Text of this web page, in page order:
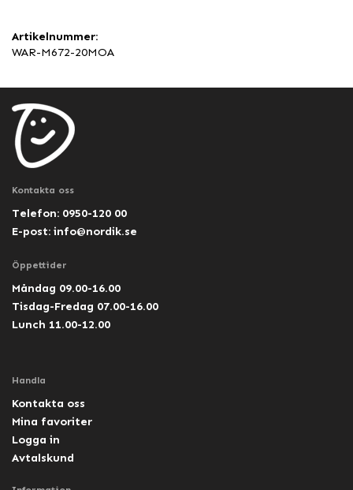
Artikelnummer:
WAR-M672-20MOA
Kontakta oss
Telefon: 0950-120 00
E-post: info@nordik.se
Öppettider
Måndag 09.00-16.00
Tisdag-Fredag 07.00-16.00
Lunch 11.00-12.00
Handla
Kontakta oss
Mina favoriter
Logga in
Avtalskund